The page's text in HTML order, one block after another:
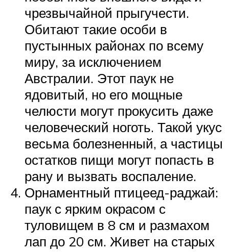
чрезвычайной прыгучести.
Обитают такие особи в
пустынных районах по всему
миру, за исключением
Австралии. Этот паук не
ядовитый, но его мощные
челюсти могут прокусить даже
человеческий ноготь. Такой укус
весьма болезненный, а частицы
остатков пищи могут попасть в
рану и вызвать воспаление.
Орнаментный птицеед-раджай:
паук с ярким окрасом с
туловищем в 8 см и размахом
лап до 20 см. Живет на старых